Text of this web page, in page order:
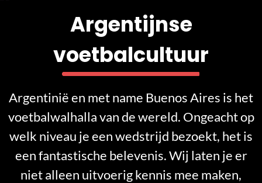
Argentijnse
voetbalcultuur
Argentinië en met name Buenos Aires is het
voetbalwalhalla van de wereld. Ongeacht op
welk niveau je een wedstrijd bezoekt, het is
een fantastische belevenis. Wij laten je er
niet alleen uitvoerig kennis mee maken,